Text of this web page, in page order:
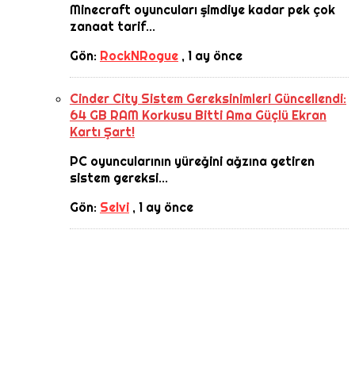
Minecraft oyuncuları şimdiye kadar pek çok
zanaat tarif...
Gön: RockNRogue ,1 ay önce
Cinder City Sistem Gereksinimleri Güncellendi:
64 GB RAM Korkusu Bitti Ama Güçlü Ekran
Kartı Şart!
PC oyuncularının yüreğini ağzına getiren
sistem gereksi...
Gön: Selvi ,1 ay önce